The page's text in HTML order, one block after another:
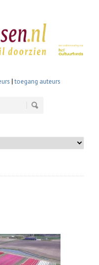
|toegang auteurs